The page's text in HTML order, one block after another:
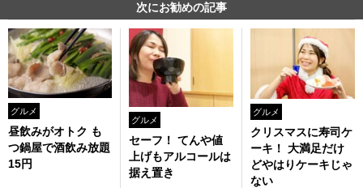
次にお勧めの記事
グルメ
昼飲みがオトク も
つ鍋屋で酒飲み放題
15円
グルメ
セーフ！ てんや値
上げもアルコールは
据え置き
グルメ
クリスマスに寿司ケ
ーキ！ 大満足だけ
どやはりケーキじゃ
ない